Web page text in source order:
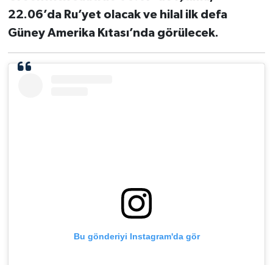
22.06’da Ru’yet olacak ve hilal ilk defa
Güney Amerika Kıtası’nda görülecek.
Bu gönderiyi Instagram'da gör
Erzurum Müftülüğü